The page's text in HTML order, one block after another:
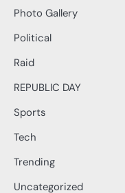
Photo Gallery
Political
Raid
REPUBLIC DAY
Sports
Tech
Trending
Uncategorized